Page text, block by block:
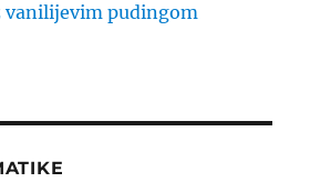
vanilijevim pudingom